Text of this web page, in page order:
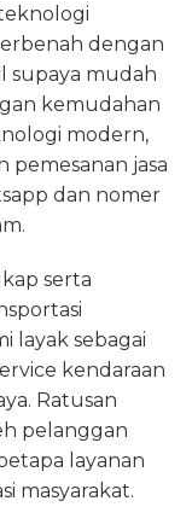
dengan
supaya mudah
kemudahan
modern,
jasa
dan nomer
serta
layak sebagai
kendaraan
Ratusan
pelanggan
layanan
masyarakat.